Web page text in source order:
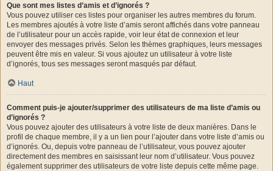
Que sont mes listes d’amis et d’ignorés ?
Vous pouvez utiliser ces listes pour organiser les autres membres du forum.
Les membres ajoutés à votre liste d’amis seront affichés dans votre panneau
de l’utilisateur pour un accès rapide, voir leur état de connexion et leur
envoyer des messages privés. Selon les thèmes graphiques, leurs messages
peuvent être mis en valeur. Si vous ajoutez un utilisateur à votre liste
d’ignorés, tous ses messages seront masqués par défaut.
Haut
Comment puis-je ajouter/supprimer des utilisateurs de ma liste d’amis ou
d’ignorés ?
Vous pouvez ajouter des utilisateurs à votre liste de deux manières. Dans le
profil de chaque membre, il y a un lien pour l’ajouter dans votre liste d’amis ou
d’ignorés. Ou, depuis votre panneau de l’utilisateur, vous pouvez ajouter
directement des membres en saisissant leur nom d’utilisateur. Vous pouvez
également supprimer des utilisateurs de votre liste depuis cette même page.